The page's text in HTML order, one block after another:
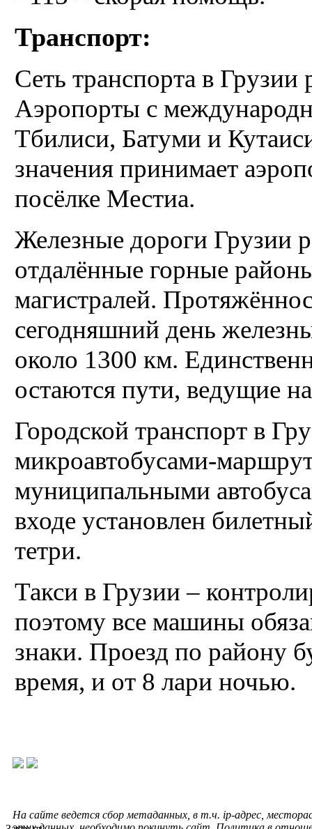
Транспорт:
Сеть транспорта в Грузии
Аэропорты с
Тбилиси, Батуми и
значения принимает
посёлке Местиа.
Железные дороги Грузии
отдалённые горные
магистралей.
сегодняшний день
около 1300 км.
остаются пути, ведущие
Городской транспорт в
микроавтобусами-
муниципальными
входе установлен
тетри.
Такси в Грузии –
поэтому все машины
знаки. Проезд по району
время, и от 8 лари ночью.
На сайте ведется сбор метаданных, в т.ч. ip-адрес,